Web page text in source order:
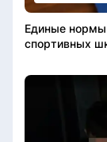
Единые нормы
спортивных